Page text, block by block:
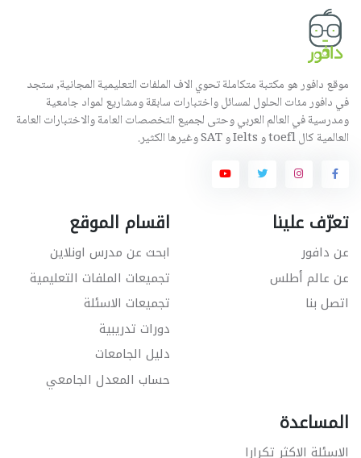
موقع دافور هو مكتبة متكاملة تحوي الاف الملفات التعليمية المجانية, ستجد
في دافور مئات الحلول لمسائل واختبارات سابقة ومشاريع لمواد جامعية
ومدرسية في العالم العربي وحتى لجميع التخصصات العامة والاختبارات العامة
العالمية كال toefl و Ielts و SAT وغيرها الكثير.
تعرّف علينا
عن دافور
عن عالم أطلس
اتصل بنا
اقسام الموقع
ابحث عن مدرس اونلاين
تجميعات الملفات التعليمية
تجميعات الاسئلة
دورات تدريبية
دليل الجامعات
حساب المعدل الجامعي
المساعدة
الاسئلة الاكثر تكرارا